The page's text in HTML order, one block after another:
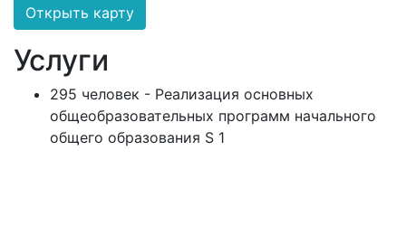
Открыть карту
Услуги
295 человек - Реализация основных
общеобразовательных программ начального
общего образования S 1